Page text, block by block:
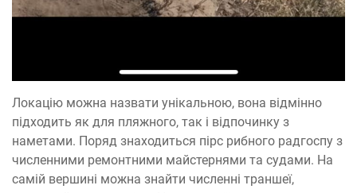
Локацію можна назвати унікальною, вона відмінно
підходить як для пляжного, так і відпочинку з
наметами. Поряд знаходиться пірс рибного радгоспу з
численними ремонтними майстернями та судами. На
самій вершині можна знайти численні траншеї,